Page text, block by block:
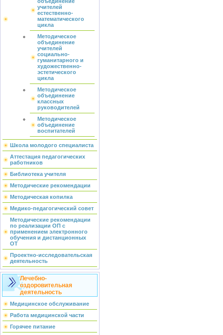
учителей
естественно-
математического
цикла
Методическое
объединение
учителей
социально-
гуманитарного и
художественно-
эстетического
цикла
Методическое
объединение
классных
руководителей
Методическое
объединение
воспитателей
Школа молодого специалиста
Аттестация педагогических
работников
Библиотека учителя
Методические рекомендации
Методическая копилка
Медико-педагогический совет
Методические рекомендации
по реализации ОП с
применением электронного
обучения и дистанционных
ОТ
Проектно-исследовательская
деятельность
Лечебно-
оздоровительная
деятельность
Медицинское обслуживание
Работа медицинской части
Горячее питание